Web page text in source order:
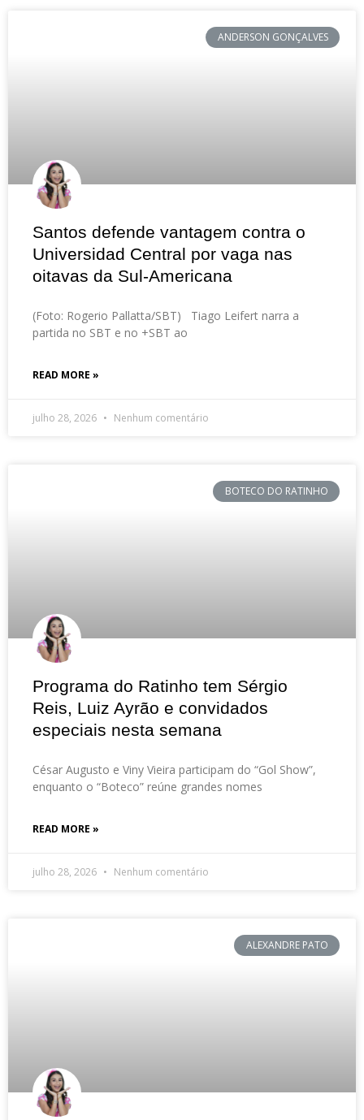
ANDERSON GONÇALVES
Santos defende vantagem contra o
Universidad Central por vaga nas
oitavas da Sul-Americana
(Foto: Rogerio Pallatta/SBT) Tiago Leifert narra a
partida no SBT e no +SBT ao
READ MORE »
julho 28, 2026 Nenhum comentário
BOTECO DO RATINHO
Programa do Ratinho tem Sérgio
Reis, Luiz Ayrão e convidados
especiais nesta semana
César Augusto e Viny Vieira participam do “Gol Show”,
enquanto o “Boteco” reúne grandes nomes
READ MORE »
julho 28, 2026 Nenhum comentário
ALEXANDRE PATO